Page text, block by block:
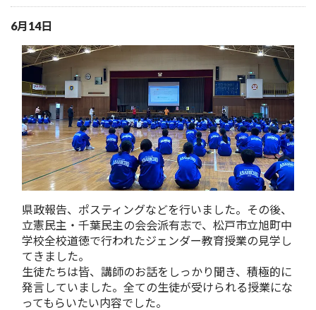
6月14日
県政報告、ポスティングなどを行いました。その後、
立憲民主・千葉民主の会会派有志で、松戸市立旭町中
学校全校道徳で行われたジェンダー教育授業の見学し
てきました。
生徒たちは皆、講師のお話をしっかり聞き、積極的に
発言していました。全ての生徒が受けられる授業にな
ってもらいたい内容でした。